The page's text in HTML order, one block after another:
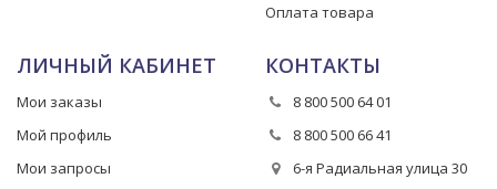
Оплата товара
ЛИЧНЫЙ КАБИНЕТ
Мои заказы
Мой профиль
Мои запросы
КОНТАКТЫ
8 800 500 64 01
8 800 500 66 41
6-я Радиальная улица 30